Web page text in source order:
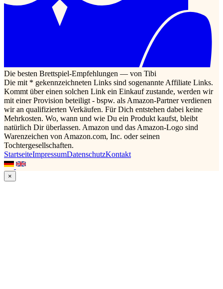
Die besten Brettspiel-Empfehlungen — von Tibi
Die mit * gekennzeichneten Links sind sogenannte Affiliate Links.
Kommt über einen solchen Link ein Einkauf zustande, werden wir
mit einer Provision beteiligt - bspw. als Amazon-Partner verdienen
wir an qualifizierten Verkäufen. Für Dich entstehen dabei keine
Mehrkosten. Wo, wann und wie Du ein Produkt kaufst, bleibt
natürlich Dir überlassen. Amazon und das Amazon-Logo sind
Warenzeichen von Amazon.com, Inc. oder seinen
Tochtergesellschaften.
StartseiteImpressumDatenschutzKontakt
×